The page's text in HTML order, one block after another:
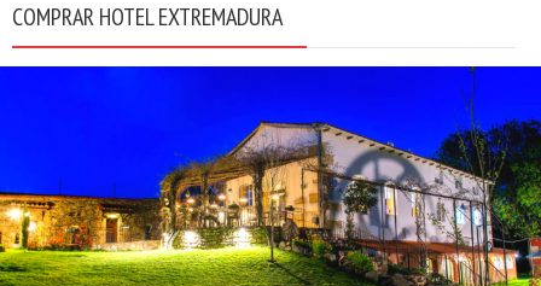
COMPRAR HOTEL EXTREMADURA